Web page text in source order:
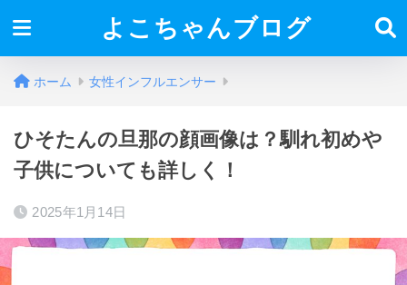
よこちゃんブログ
ホーム 女性インフルエンサー
ひそたんの旦那の顔画像は？馴れ初めや
子供についても詳しく！
2025年1月14日